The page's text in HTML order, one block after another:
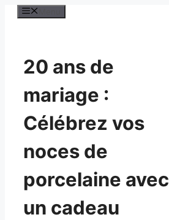
Aller
20 ans de
mariage :
Célébrez vos
noces de
porcelaine avec
un cadeau